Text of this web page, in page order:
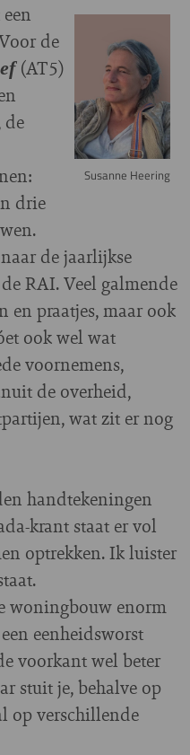
Susanne Heering
de
(AT5)
de
drie
de jaarlijkse
RAI. Veel galmende
en praatjes, maar ook
ook wel wat
voornemens,
de overheid,
wat zit er nog
handtekeningen
krant staat er vol
optrekken. Ik luister
woningbouw enorm
eenheidsworst
voorkant wel beter
stuit je, behalve op
op verschillende